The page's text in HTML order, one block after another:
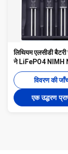
लिथियम एलसीडी बैटरी
ने LiFePO4 NIMH
स्लॉट ABS मटीरियल
दिया
विवरण की
एक उद्धरण